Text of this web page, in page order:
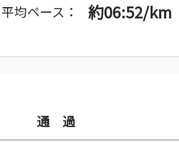
平均ペース： 約06:52/km
通 過